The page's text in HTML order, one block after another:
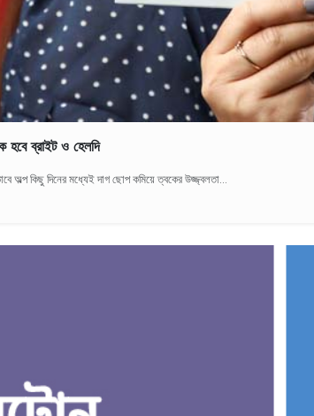
হবে ব্রাইট ও হেলদি
অল্প কিছু দিনের মধ্যেই দাগ ছোপ কমিয়ে ত্বকের উজ্জ্বলতা...